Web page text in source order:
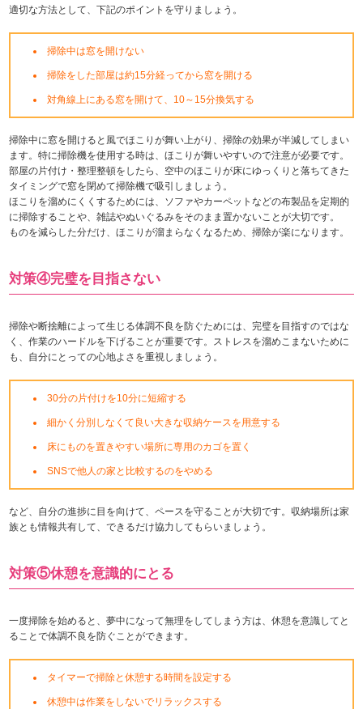
適切な方法として、下記のポイントを守りましょう。
掃除中は窓を開けない
掃除をした部屋は約15分経ってから窓を開ける
対角線上にある窓を開けて、10～15分換気する
掃除中に窓を開けると風でほこりが舞い上がり、掃除の効果が半減してしまい
ます。特に掃除機を使用する時は、ほこりが舞いやすいので注意が必要です。
部屋の片付け・整理整頓をしたら、空中のほこりが床にゆっくりと落ちてきた
タイミングで窓を閉めて掃除機で吸引しましょう。
ほこりを溜めにくくするためには、ソファやカーペットなどの布製品を定期的
に掃除することや、雑誌やぬいぐるみをそのまま置かないことが大切です。
ものを減らした分だけ、ほこりが溜まらなくなるため、掃除が楽になります。
対策④完璧を目指さない
掃除や断捨離によって生じる体調不良を防ぐためには、完璧を目指すのではな
く、作業のハードルを下げることが重要です。ストレスを溜めこまないために
も、自分にとっての心地よさを重視しましょう。
30分の片付けを10分に短縮する
細かく分別しなくて良い大きな収納ケースを用意する
床にものを置きやすい場所に専用のカゴを置く
SNSで他人の家と比較するのをやめる
など、自分の進捗に目を向けて、ペースを守ることが大切です。収納場所は家
族とも情報共有して、できるだけ協力してもらいましょう。
対策⑤休憩を意識的にとる
一度掃除を始めると、夢中になって無理をしてしまう方は、休憩を意識してと
ることで体調不良を防ぐことができます。
タイマーで掃除と休憩する時間を設定する
休憩中は作業をしないでリラックスする